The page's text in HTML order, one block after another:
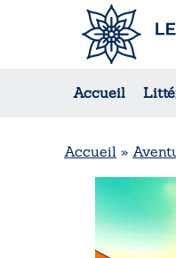
Accueil
Accueil »